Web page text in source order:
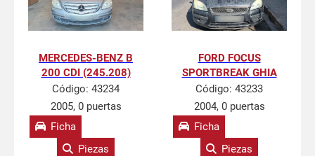
MERCEDES-BENZ B
200 CDI (245.208)
Código: 43234
2005, 0 puertas
Ficha
Piezas
FORD FOCUS
SPORTBREAK GHIA
Código: 43233
2004, 0 puertas
Ficha
Piezas